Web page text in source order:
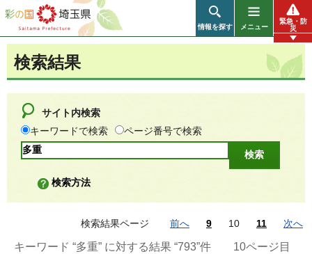
彩の国 埼玉県
情報を探す メニュー
緊急・防
災
検索結果
サイト内検索
キーワードで検索
ページ番号で検索
検索方法
検索結果ページ 前へ 9 10 11 次へ
キーワード “多重” に対する結果 “793”件 10ページ目